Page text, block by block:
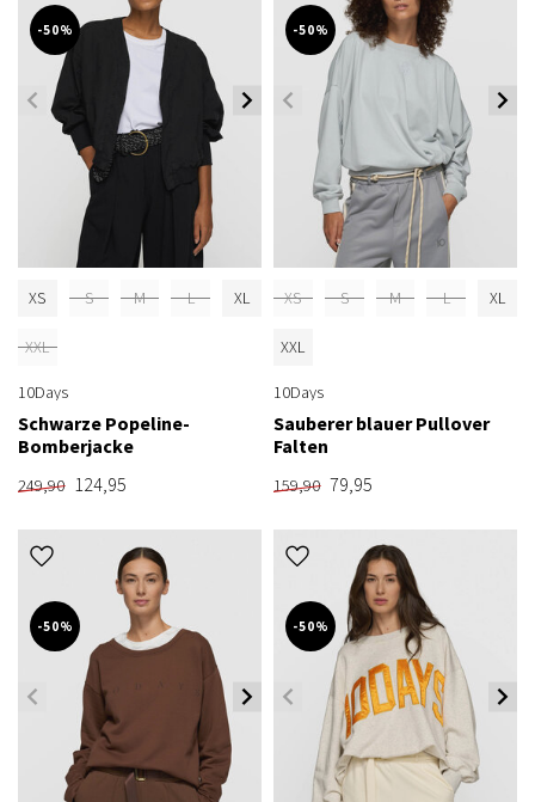
-50%
XS S M L XL
XXL
10Days
Schwarze Popeline-
Bomberjacke
249,90 124,95
-50%
XS S M L XL
XXL
10Days
Sauberer blauer Pullover
Falten
159,90 79,95
-50% -50%